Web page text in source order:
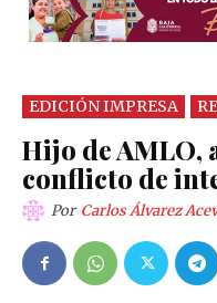
EDICIÓN IMPRESA
Hijo de AMLO,
conflicto de
Por Carlos Álvarez